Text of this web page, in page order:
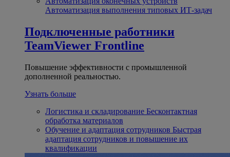
Автоматизация выполнения типовых ИТ-задач
Подключенные работники
TeamViewer Frontline
Повышение эффективности с промышленной
дополненной реальностью.
Узнать больше
Логистика и складирование Бесконтактная
обработка материалов
Обучение и адаптация сотрудников Быстрая
адаптация сотрудников и повышение их
квалификации